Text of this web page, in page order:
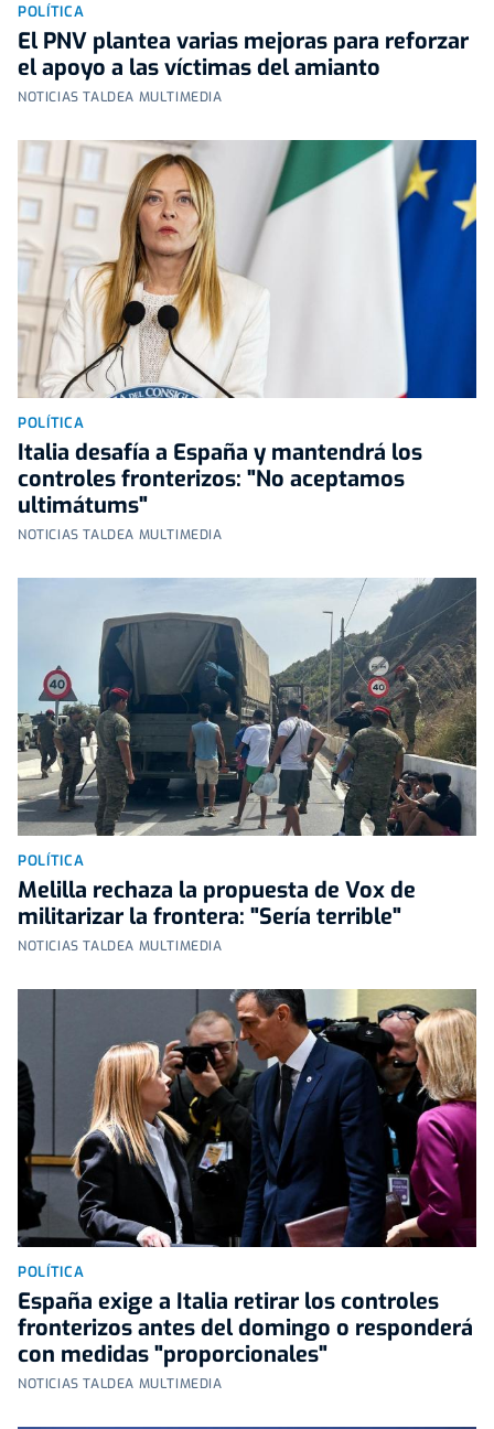
POLÍTICA
El PNV plantea varias mejoras para reforzar
el apoyo a las víctimas del amianto
NOTICIAS TALDEA MULTIMEDIA
POLÍTICA
Italia desafía a España y mantendrá los
controles fronterizos: "No aceptamos
ultimátums"
NOTICIAS TALDEA MULTIMEDIA
POLÍTICA
Melilla rechaza la propuesta de Vox de
militarizar la frontera: "Sería terrible"
NOTICIAS TALDEA MULTIMEDIA
POLÍTICA
España exige a Italia retirar los controles
fronterizos antes del domingo o responderá
con medidas "proporcionales"
NOTICIAS TALDEA MULTIMEDIA